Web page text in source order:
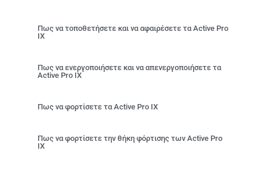
Πως να τοποθετήσετε και να αφαιρέσετε τα Active Pro
IX
Πως να ενεργοποιήσετε και να απενεργοποιήσετε τα
Active Pro IX
Πως να φορτίσετε τα Active Pro IX
Πως να φορτίσετε την θήκη φόρτισης των Active Pro
IX